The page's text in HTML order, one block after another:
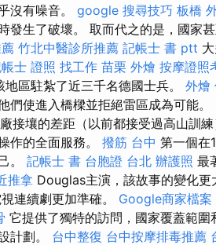
沒有噪音。 google 搜尋技巧 板橋
發生了破壞。 取而代之的是，國家
竹北中醫診所推薦 記帳士 書 ptt
士 證照 找工作 苗栗 外燴 按摩證照
區駐紮了近三千名德國士兵。 外燴
們使進入橋樑並拒絕雷區成為可能。
接壤的差距（以前都接受過高山訓
作的全面服務。 撥筋 台中 第一個在
。 記帳士 書 台胞證 台北 辦護照 最
推拿 Douglas主演，該故事的變化更
連續劇更加準確。 Google商家檔案
它提供了獨特的訪問，國家覆蓋範
計劃。 台中整復 台中按摩排毒推薦